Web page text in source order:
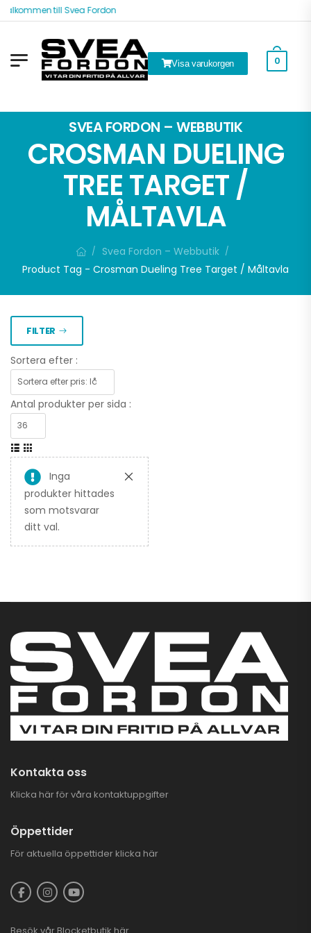
till Svea Fordon
Visa varukorgen 0
SVEA FORDON – WEBBUTIK
CROSMAN DUELING
TREE TARGET /
MÅLTAVLA
/ Svea Fordon – Webbutik /
Product Tag - Crosman Dueling Tree Target / Måltavla
CFMOTO CFORCE
GOES 500 L EPS
TERROX BY CFMOTO
T3B69.900,00 kr
SUPERKAMPANJ PÅ
CFMOTO & GOES
FILTER
Sortera efter :
Antal produkter per sida :
Inga
produkter hittades
som motsvarar
ditt val.
Kontakta oss
Klicka här för våra kontaktuppgifter
Öppettider
För aktuella öppettider klicka här